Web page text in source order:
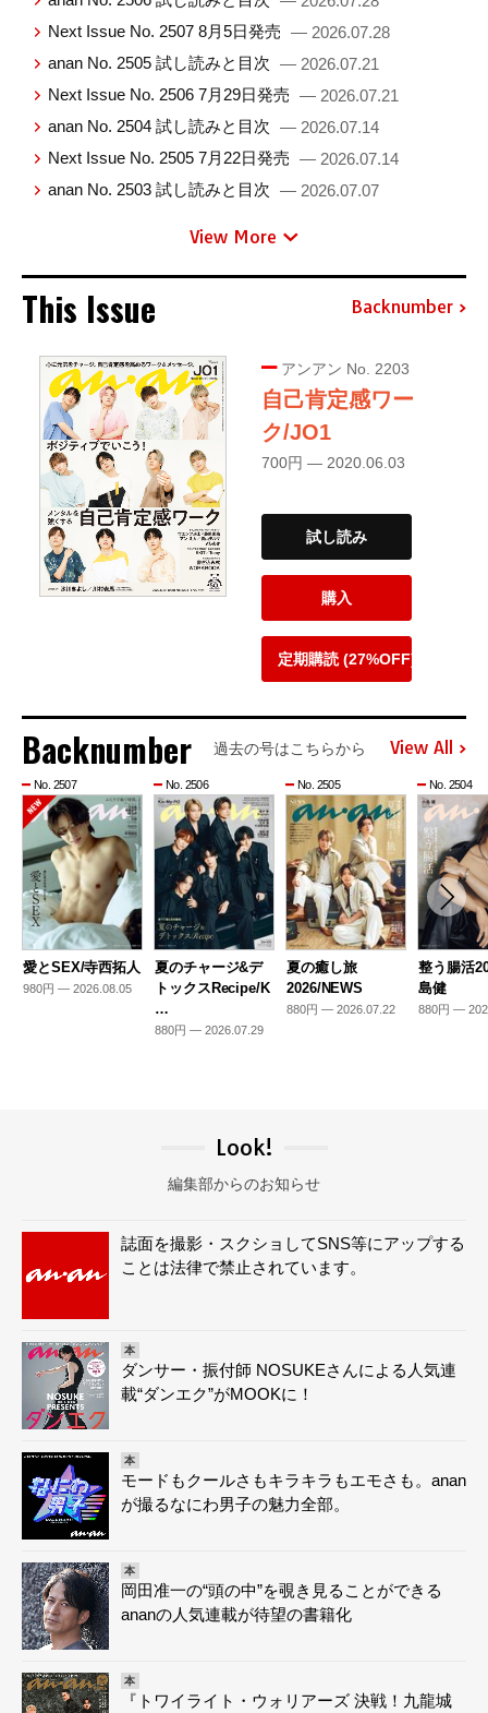
Next Issue No. 2507 8月5日発売 — 2026.07.28
anan No. 2505 試し読みと目次 — 2026.07.21
Next Issue No. 2506 7月29日発売 — 2026.07.21
anan No. 2504 試し読みと目次 — 2026.07.14
Next Issue No. 2505 7月22日発売 — 2026.07.14
anan No. 2503 試し読みと目次 — 2026.07.07
View More
This Issue Backnumber
アンアン No. 2203
自己肯定感ワー
ク/JO1
700円 — 2020.06.03
試し読み
購入
定期購読 (27%OFF)
Backnumber 過去の号はこちらから View All
No. 2507
愛とSEX/寺西拓人
980円 — 2026.08.05
No. 2506
夏のチャージ&デ
トックスRecipe/K
…
880円 — 2026.07.29
No. 2505
夏の癒し旅
2026/NEWS
880円 — 2026.07.22
No. 2504
整う腸活
島健
880円 —
Look!
編集部からのお知らせ
誌面を撮影・スクショしてSNS等にアップする
ことは法律で禁止されています。
本
ダンサー・振付師 NOSUKEさんによる人気連
載“ダンエク”がMOOKに！
本
モードもクールさもキラキラもエモさも。anan
が撮るなにわ男子の魅力全部。
本
岡田准一の“頭の中”を覗き見ることができる
ananの人気連載が待望の書籍化
本
『トワイライト・ウォリアーズ 決戦！九龍城